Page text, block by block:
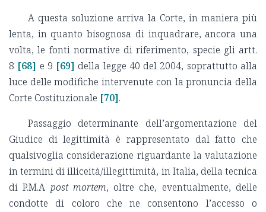
A questa soluzione arriva la Corte, in maniera più
lenta, in quanto bisognosa di inquadrare, ancora una
volta, le fonti normative di riferimento, specie gli artt.
8 [68] e 9 [69] della legge 40 del 2004, soprattutto alla
luce delle modifiche intervenute con la pronuncia della
Corte Costituzionale [70].
Passaggio determinante dell’argomentazione del
Giudice di legittimità è rappresentato dal fatto che
qualsivoglia considerazione riguardante la valutazione
in termini di illiceità/illegittimità, in Italia, della tecnica
di P.M.A post mortem, oltre che, eventualmente, delle
condotte di coloro che ne consentono l’accesso o